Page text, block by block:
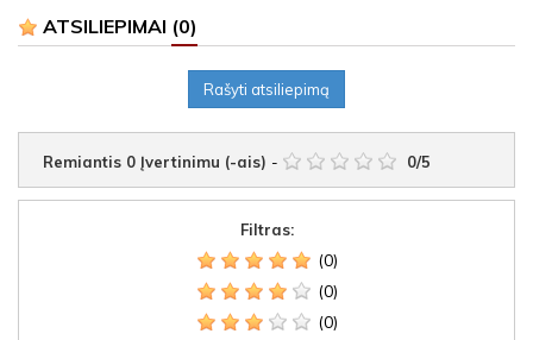
ATSILIEPIMAI (0)
Rašyti atsiliepimą
Remiantis 0 Įvertinimu (-ais) - 0/5
Filtras:
(0)
(0)
(0)